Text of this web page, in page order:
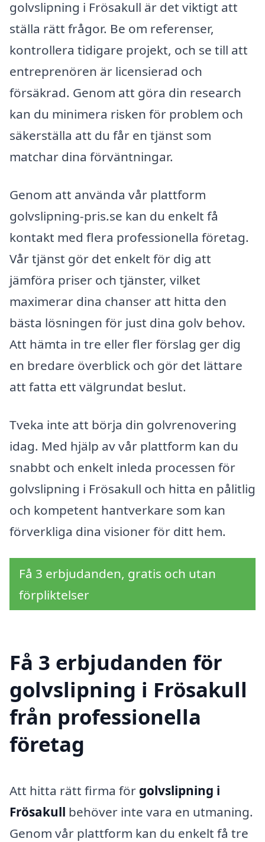
golvslipning i Frösakull är det viktigt att
ställa rätt frågor. Be om referenser,
kontrollera tidigare projekt, och se till att
entreprenören är licensierad och
försäkrad. Genom att göra din research
kan du minimera risken för problem och
säkerställa att du får en tjänst som
matchar dina förväntningar.
Genom att använda vår plattform
golvslipning-pris.se kan du enkelt få
kontakt med flera professionella företag.
Vår tjänst gör det enkelt för dig att
jämföra priser och tjänster, vilket
maximerar dina chanser att hitta den
bästa lösningen för just dina golv behov.
Att hämta in tre eller fler förslag ger dig
en bredare överblick och gör det lättare
att fatta ett välgrundat beslut.
Tveka inte att börja din golvrenovering
idag. Med hjälp av vår plattform kan du
snabbt och enkelt inleda processen för
golvslipning i Frösakull och hitta en pålitlig
och kompetent hantverkare som kan
förverkliga dina visioner för ditt hem.
Få 3 erbjudanden, gratis och utan
förpliktelser
Få 3 erbjudanden för
golvslipning i Frösakull
från professionella
företag
Att hitta rätt firma för golvslipning i
Frösakull behöver inte vara en utmaning.
Genom vår plattform kan du enkelt få tre